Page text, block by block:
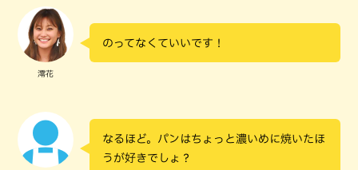
澪花
のってなくていいです！
なるほど。パンはちょっと濃いめに焼いたほ
うが好きでしょ？